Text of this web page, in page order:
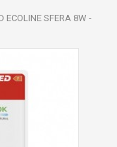
ECOLINE SFERA 8W -